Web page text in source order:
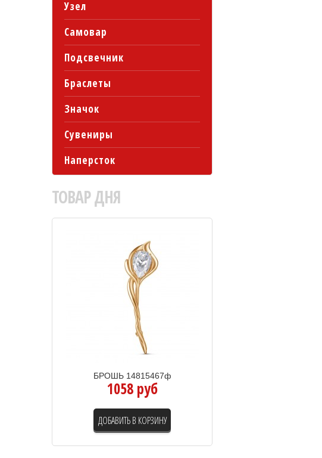
Узел
Самовар
Подсвечник
Браслеты
Значок
Сувениры
Наперсток
ТОВАРДНЯ
БРОШЬ 14815467ф
1058 руб
ДОБАВИТЬ В КОРЗИНУ